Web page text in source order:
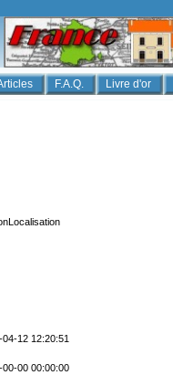
F.A.Q. Livre d'or
04-12 12:20:51
00-00 00:00:00